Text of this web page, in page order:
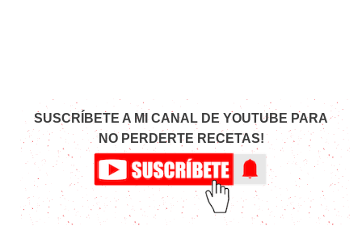
SUSCRÍBETE A MI CANAL DE YOUTUBE PARA
NO PERDERTE RECETAS!